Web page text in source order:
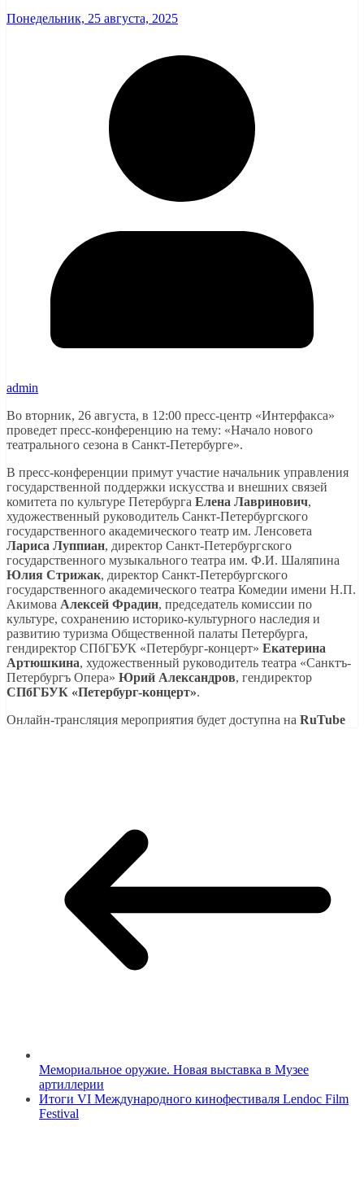
Понедельник, 25 августа, 2025
admin
Во вторник, 26 августа, в 12:00 пресс-центр «Интерфакса»
проведет пресс-конференцию на тему: «Начало нового
театрального сезона в Санкт-Петербурге».
В пресс-конференции примут участие начальник управления
государственной поддержки искусства и внешних связей
комитета по культуре Петербурга Елена Лавринович,
художественный руководитель Санкт-Петербургского
государственного академического театр им. Ленсовета
Лариса Луппиан, директор Санкт-Петербургского
государственного музыкального театра им. Ф.И. Шаляпина
Юлия Стрижак, директор Санкт-Петербургского
государственного академического театра Комедии имени Н.П.
Акимова Алексей Фрадин, председатель комиссии по
культуре, сохранению историко-культурного наследия и
развитию туризма Общественной палаты Петербурга,
гендиректор СПбГБУК «Петербург-концерт» Екатерина
Артюшкина, художественный руководитель театра «Санктъ-
Петербургъ Опера» Юрий Александров, гендиректор
СПбГБУК «Петербург-концерт».
Онлайн-трансляция мероприятия будет доступна на RuTube
Мемориальное оружие. Новая выставка в Музее
артиллерии
Итоги VI Международного кинофестиваля Lendoc Film
Festival